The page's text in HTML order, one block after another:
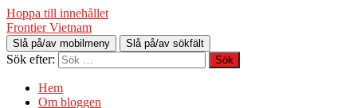
Hoppa till innehållet
Frontier Vietnam
Slå på/av mobilmeny Slå på/av sökfält
Sök efter:
Hem
Om bloggen